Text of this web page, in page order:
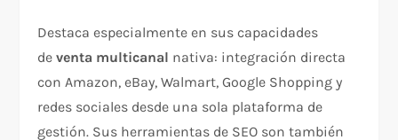
Destaca especialmente en sus capacidades
deventa multicanal nativa: integración directa
con Amazon, eBay, Walmart, Google Shopping y
redes sociales desde una sola plataforma de
gestión. Sus herramientas de SEO son también